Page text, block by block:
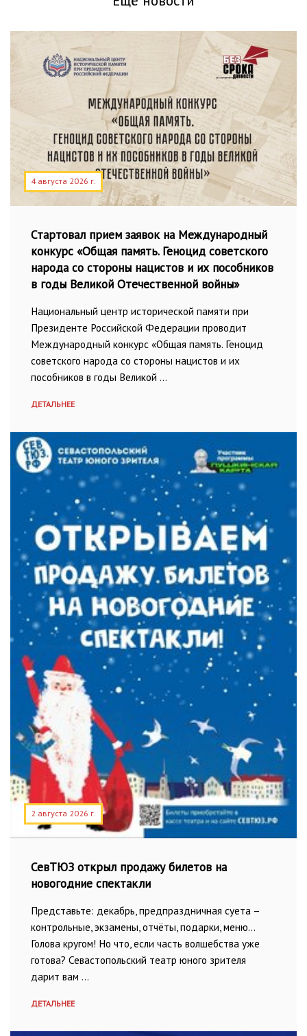
4 августа 2026 г.
Стартовал прием заявок на Международный
конкурс «Общая память. Геноцид советского
народа со стороны нацистов и их пособников
в годы Великой Отечественной войны»
Национальный центр исторической памяти при
Президенте Российской Федерации проводит
Международный конкурс «Общая память. Геноцид
советского народа со стороны нацистов и их
пособников в годы Великой …
ДЕТАЛЬНЕЕ
2 августа 2026 г.
СевТЮЗ открыл продажу билетов на
новогодние спектакли
Представьте: декабрь, предпраздничная суета –
контрольные, экзамены, отчёты, подарки, меню…
Голова кругом! Но что, если часть волшебства уже
готова? Севастопольский театр юного зрителя
дарит вам …
ДЕТАЛЬНЕЕ